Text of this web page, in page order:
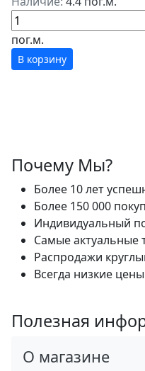
пог.м.
В корзину
Почему Мы?
Более 10 лет
Более 150 000
Индивидуальный
Самые актуальные
Распродажи
Всегда низкие
Полезная
О магазине